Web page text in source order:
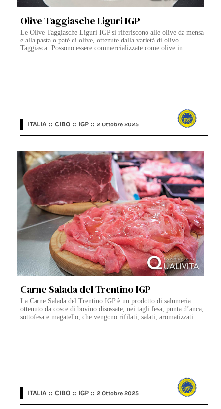
Olive Taggiasche Liguri IGP
Le Olive Taggiasche Liguri IGP si riferiscono alle olive da mensa
e alla pasta o paté di olive, ottenute dalla varietà di olivo
Taggiasca. Possono essere commercializzate come olive in…
ITALIA :: CIBO :: IGP ::2 Ottobre 2025
Carne Salada del Trentino IGP
La Carne Salada del Trentino IGP è un prodotto di salumeria
ottenuto da cosce di bovino disossate, nei tagli fesa, punta d’anca,
sottofesa e magatello, che vengono rifilati, salati, aromatizzati…
ITALIA :: CIBO :: IGP ::2 Ottobre 2025